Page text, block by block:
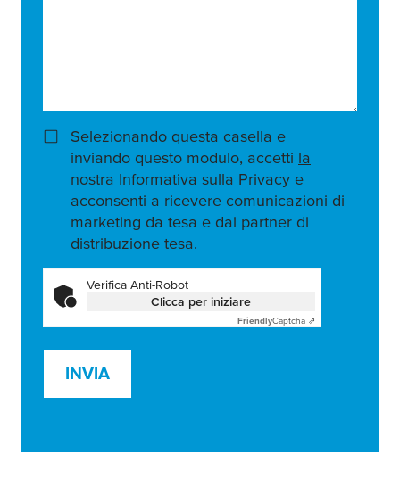
Selezionando questa casella e
inviando questo modulo, accetti la
nostra Informativa sulla Privacy e
acconsenti a ricevere comunicazioni di
marketing da tesa e dai partner di
distribuzione tesa.
Verifica Anti-Robot
Clicca per iniziare
FriendlyCaptcha ⇗
INVIA